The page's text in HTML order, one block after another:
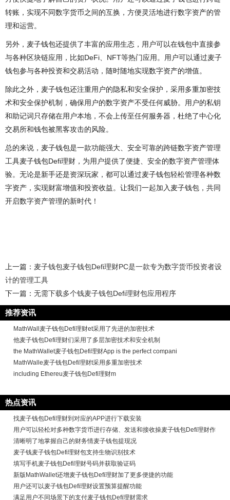
转账，实现不同数字货币之间的互换，方便灵活地进行数字资产的管
理和运营。
另外，麦子钱包还提供了丰富的应用生态，用户可以在钱包中直接参
与各种区块链应用，比如DeFi、NFT等热门应用。用户可以通过麦子
钱包参与各种投资和交易活动，随时随地实现数字资产的增值。
除此之外，麦子钱包还注重用户的隐私和安全保护，采用多重加密技
术和安全保护机制，确保用户的数字资产不受任何威胁。用户的私钥
和助记词只存储在用户本地，不会上传至任何服务器，杜绝了中心化
交易所和钱包被黑客攻击的风险。
总的来说，麦子钱包是一款功能强大、安全可靠的跨链数字资产管理
工具麦子钱包Defi理财，为用户提供了便捷、安全的数字资产管理体
验。无论是新手还是资深玩家，都可以通过麦子钱包轻松管理各种数
字资产，实现财富增值和投资收益。让我们一起加入麦子钱包，共同
开启数字资产管理的新时代！
上一篇： 麦子钱包麦子钱包Defi理财PC是一款专为数字货币投资者设
计的管理工具
下一篇： 无需下载多个钱麦子钱包Defi理财包应用程序
推荐资讯
MathWall麦子钱包Defi理财et采用了先进的加密技术
他麦子钱包Defi理财们采用了多层加密技术和安全机制
the MathWallet麦子钱包Defi理财App is the perfect compani
MathWalle麦子钱包Defi理财t采用多重加密技术
including Ethereu麦子钱包Defi理财m
热点资讯
找麦子钱包Defi理财到对应的APP进行下载安装
用户可以轻松对多种数字货币进行存储、发送和接收操麦子钱包Defi理财作
清晰明了地掌握自己的财务情麦子钱包提现况
麦子钱麦子钱包Defi理财包支持生物识别技术
填写手机麦子钱包Defi理财号码并获取验证码
新版MathWallet还增麦子钱包Defi理财加了更多便捷的功能
用户还可以麦子钱包Defi理财设置预算提醒功能
满足用户不同场景下的支付麦子钱包Defi理财需求